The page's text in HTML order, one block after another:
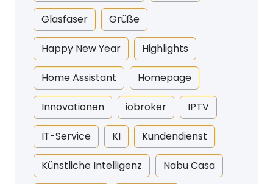
Glasfaser Grüße
Happy New Year Highlights
Home Assistant Homepage
Innovationen iobroker IPTV
IT-Service KI Kundendienst
Künstliche Intelligenz Nabu Casa